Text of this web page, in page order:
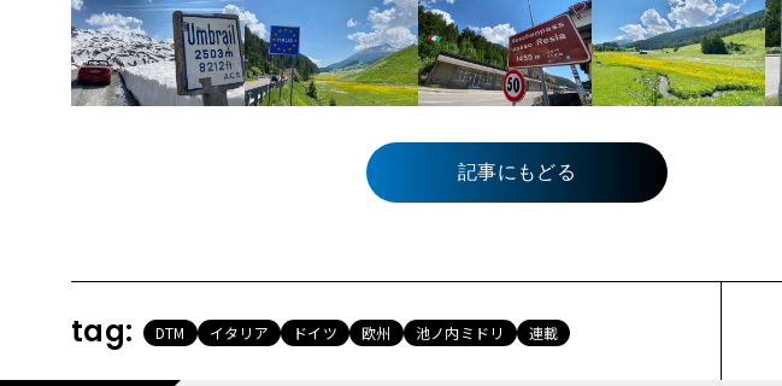
記事にもどる
tag: DTM イタリア ドイツ 欧州 池ノ内ミドリ 連載